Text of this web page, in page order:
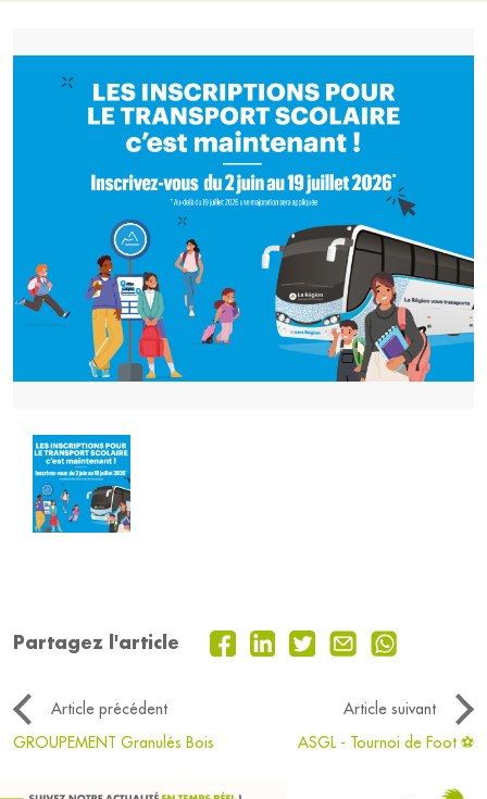
Partagez l'article
Article précédent
Article suivant
GROUPEMENT Granulés Bois
ASGL - Tournoi de Foot ⚽